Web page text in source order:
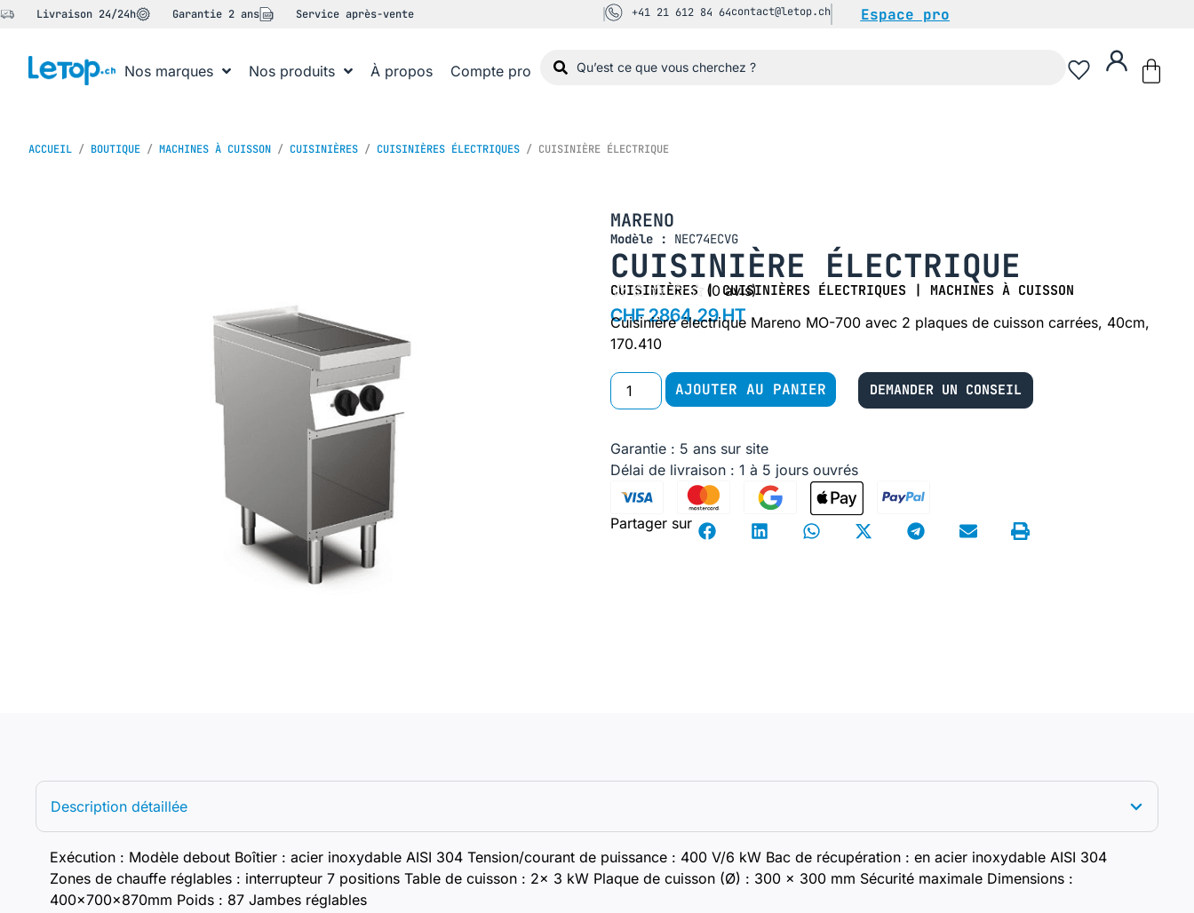
Livraison 24/24h Garantie 2 ans Service après-vente +41 21 612 84 64contact@letop.ch Espace pro
Nos marques Nos produits À propos Compte pro
ACCUEIL / BOUTIQUE / MACHINES À CUISSON / CUISINIÈRES / CUISINIÈRES ÉLECTRIQUES / CUISINIÈRE ÉLECTRIQUE
MARENO
Modèle : NEC74ECVG
CUISINIÈRE ÉLECTRIQUE
CUISINIÈRES|CUISINIÈRES ÉLECTRIQUES MACHINES À CUISSON
(0avis)
CHF 2864,29 HT
Cuisinière électrique Mareno MO-700 avec 2 plaques de cuisson carrées, 40cm,
170.410
AJOUTER AU PANIER DEMANDER UN CONSEIL
Garantie : 5 ans sur site
Délai de livraison : 1 à 5 jours ouvrés
Partager sur
Description détaillée
Exécution : Modèle debout Boîtier : acier inoxydable AISI 304 Tension/courant de puissance : 400 V/6 kW Bac de récupération : en acier inoxydable AISI 304
Zones de chauffe réglables : interrupteur 7 positions Table de cuisson : 2x 3 kW Plaque de cuisson (Ø) : 300 x 300 mm Sécurité maximale Dimensions :
400x700x870mm Poids : 87 Jambes réglables